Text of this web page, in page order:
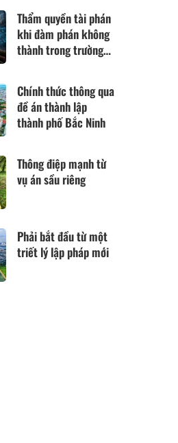
Thẩm quyền tài phán
khi đàm phán không
thành trong trường
đổi cơ bản theo Điều
420 Bộ luật Dân sự
năm 2015
Chính thức thông qua
đề án thành lập
thành phố Bắc Ninh
Thông điệp mạnh từ
vụ án sầu riêng
Phải bắt đầu từ một
triết lý lập pháp mới